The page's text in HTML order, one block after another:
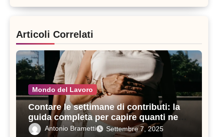
Articoli Correlati
Mondo del Lavoro
Contare le settimane di contributi: la
guida completa per capire quanti ne
servono in un anno
Antonio Brametti Settembre 7, 2025